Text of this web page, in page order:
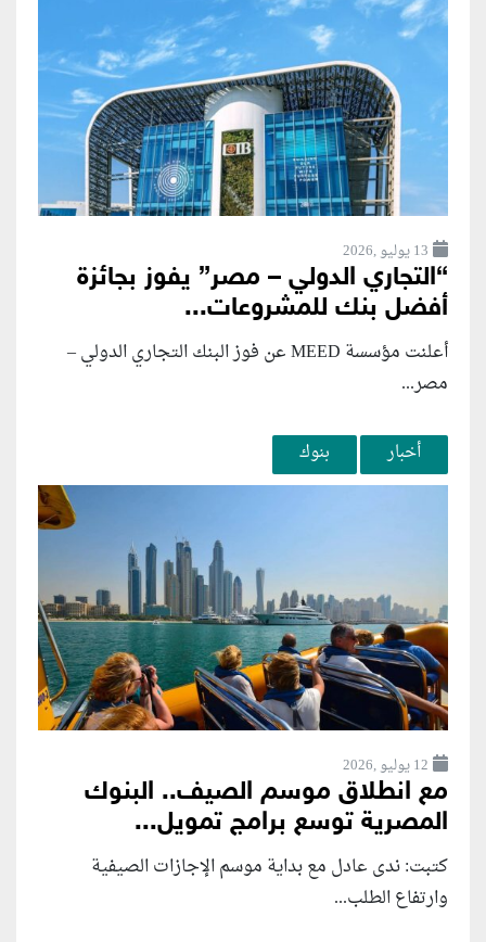
13 يوليو ,2026
“التجاري الدولي – مصر” يفوز بجائزة
أفضل بنك للمشروعات...
أعلنت مؤسسة MEED عن فوز البنك التجاري الدولي –
مصر...
أخبار بنوك
12 يوليو ,2026
مع انطلاق موسم الصيف.. البنوك
المصرية توسع برامج تمويل...
كتبت: ندى عادل مع بداية موسم الإجازات الصيفية
وارتفاع الطلب...